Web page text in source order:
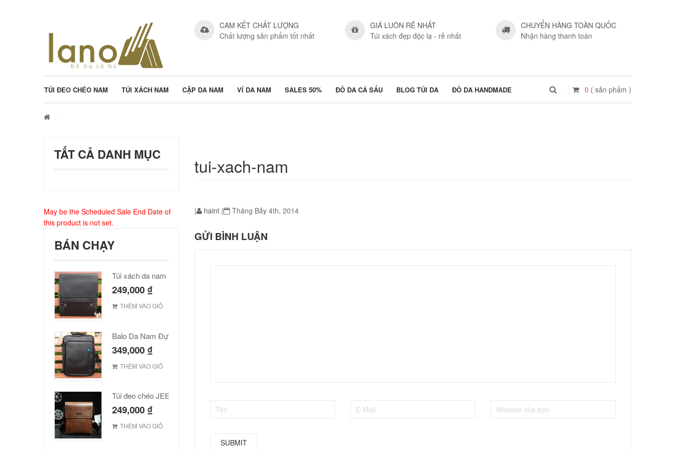
CAM KẾT CHẤT LƯỢNG
Chất lượng sản phẩm tốt nhất
GIÁ LUÔN RẺ NHẤT
Túi xách đẹp độc lạ - rẻ nhất
CHUYỂN HÀNG TOÀN QUỐC
Nhận hàng thanh toán
TÚI ĐEO CHÉO NAM TÚI XÁCH NAM CẶP DA NAM VÍ DA NAM SALES 50% ĐỒ DA CÁ SẤU BLOG TÚI DA ĐỒ DA HANDMADE 0 ( sản phẩm )
TẤT CẢ DANH MỤC
May be the Scheduled Sale End Date of
this product is not set.
BÁN CHẠY
249,000 ₫
THÊM VÀO GIỎ
Balo Da Nam Đựng Laptop Đẹp Giá Rẻ
349,000 ₫
THÊM VÀO GIỎ
249,000 ₫
THÊM VÀO GIỎ
tui-xach-nam
| haint | Tháng Bảy 4th, 2014
GỬI BÌNH LUẬN